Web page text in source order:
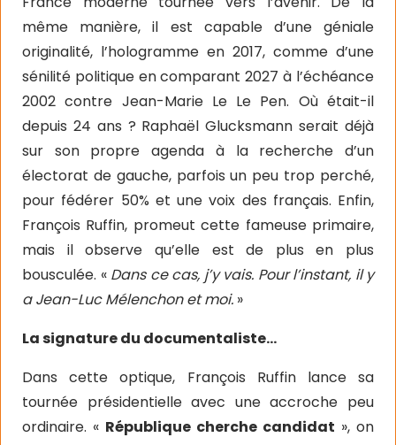
même manière, il est capable d’une géniale
originalité, l’hologramme en 2017, comme d’une
sénilité politique en comparant 2027 à l’échéance
2002 contre Jean-Marie Le Le Pen. Où était-il
depuis 24 ans ? Raphaël Glucksmann serait déjà
sur son propre agenda à la recherche d’un
électorat de gauche, parfois un peu trop perché,
pour fédérer 50% et une voix des français. Enfin,
François Ruffin, promeut cette fameuse primaire,
mais il observe qu’elle est de plus en plus
bousculée. « Dans ce cas, j’y vais. Pour l’instant, il y
a Jean-Luc Mélenchon et moi. »
La signature du documentaliste…
Dans cette optique, François Ruffin lance sa
tournée présidentielle avec une accroche peu
ordinaire. « République cherche candidat », on